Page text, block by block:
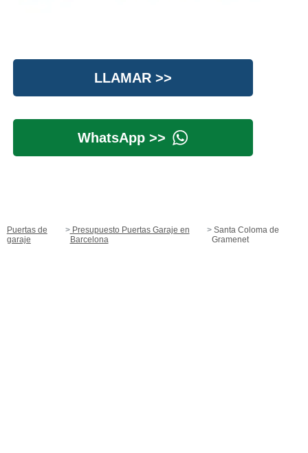
LLAMAR >>
WhatsApp >>
Puertas de
garaje
Presupuesto Puertas Garaje en
Barcelona
Santa Coloma de
Gramenet